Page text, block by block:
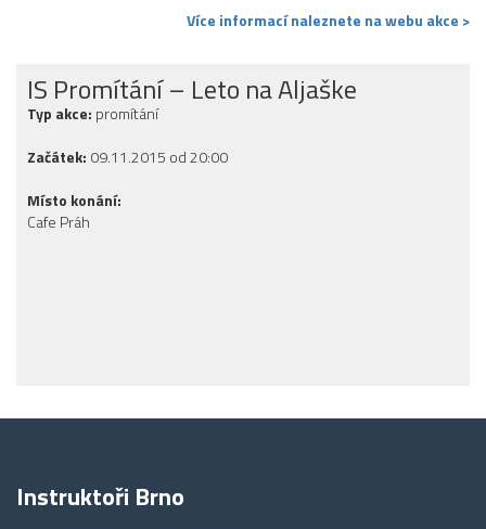
Více informací naleznete na webu akce >
IS Promítání – Leto na Aljaške
Typ akce: promítání
Začátek: 09.11.2015 od 20:00
Místo konání:
Cafe Práh
Instruktoři Brno